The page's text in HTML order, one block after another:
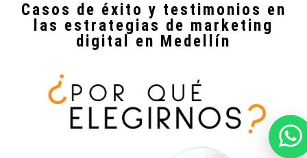
Casos de éxito y testimonios en
las estrategias de marketing
digital en Medellín